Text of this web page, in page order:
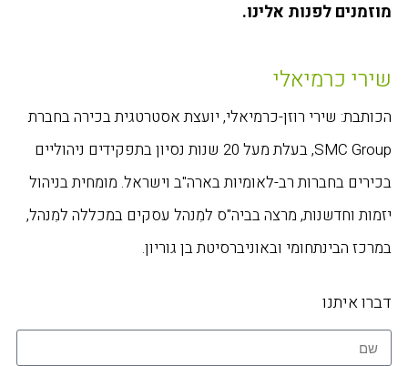
מוזמנים לפנות אלינו.
שירי כרמיאלי
הכותבת: שירי רוזן-כרמיאלי, יועצת אסטרטגית בכירה בחברת
‏SMC Group, בעלת מעל 20 שנות נסיון בתפקידים ניהוליים
בכירים בחברות רב-לאומיות בארה"ב וישראל. מומחית בניהול
יזמות וחדשנות, ‏מרצה בביה"ס למִנהל עסקים ‏במכללה למִנהל,
במרכז הבינתחומי ובאוניברסיטת בן גוריון.‏
דברו איתנו